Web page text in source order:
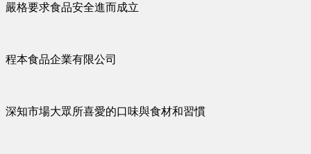
嚴格要求食品安全進而成立
程本食品企業有限公司
深知市場大眾所喜愛的口味與食材和習慣